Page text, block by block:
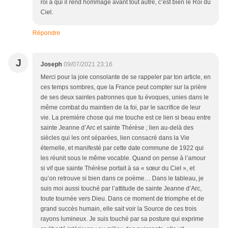
roi à qui il rend hommage avant tout autre, c’est bien le Roi du
Ciel.
Répondre
J Joseph 09/07/2021 23:16
Merci pour la joie consolante de se rappeler par ton article, en
ces temps sombres, que la France peut compter sur la prière
de ses deux saintes patronnes que tu évoques, unies dans le
même combat du maintien de la foi, par le sacrifice de leur
vie. La première chose qui me touche est ce lien si beau entre
sainte Jeanne d’Arc et sainte Thérèse ; lien au-delà des
siècles qui les ont séparées, lien consacré dans la Vie
éternelle, et manifesté par cette date commune de 1922 qui
les réunit sous le même vocable. Quand on pense à l’amour
si vif que sainte Thérèse portait à sa « sœur du Ciel », et
qu’on retrouve si bien dans ce poème… Dans le tableau, je
suis moi aussi touché par l’attitude de sainte Jeanne d’Arc,
toute tournée vers Dieu. Dans ce moment de triomphe et de
grand succès humain, elle sait voir la Source de ces trois
rayons lumineux. Je suis touché par sa posture qui exprime